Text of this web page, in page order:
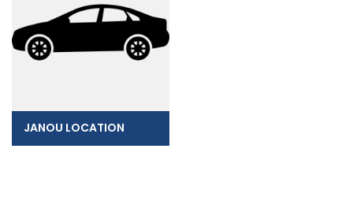
JANOU LOCATION